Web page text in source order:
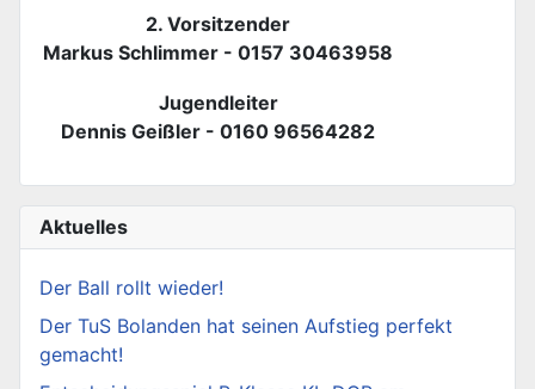
2. Vorsitzender
Markus Schlimmer - 0157 30463958
Jugendleiter
Dennis Geißler - 0160 96564282
Aktuelles
Der Ball rollt wieder!
Der TuS Bolanden hat seinen Aufstieg perfekt
gemacht!